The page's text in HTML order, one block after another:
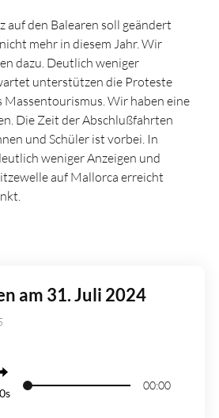
auf den Balearen soll geändert
mehr in diesem Jahr. Wir
dazu. Deutlich weniger
unterstützen die Proteste
Massentourismus. Wir haben eine
Die Zeit der Abschlußfahrten
und Schüler ist vorbei. In
weniger Anzeigen und
auf Mallorca erreicht
am 31. Juli 2024
00:00